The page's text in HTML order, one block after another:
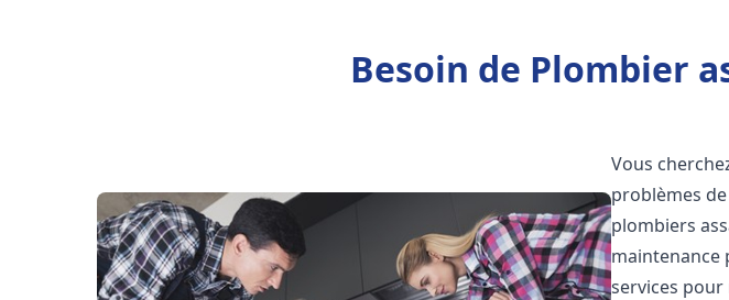
Besoin de Plombier
Vous
problèmes
plombiers
maintenance
services